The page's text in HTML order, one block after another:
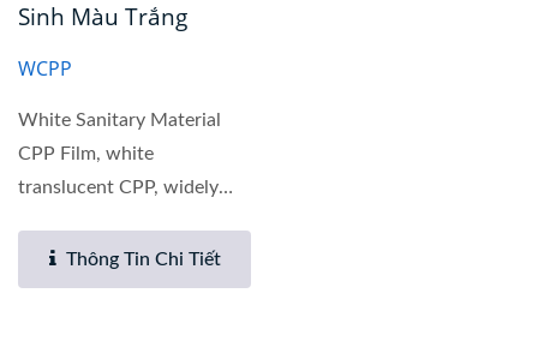
Sinh Màu Trắng
WCPP
White Sanitary Material
CPP Film, white
translucent CPP, widely
packaging....
Thông Tin Chi Tiết